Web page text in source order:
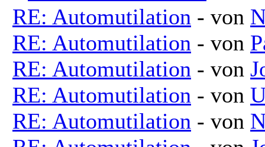
RE: Automutilation - von
RE: Automutilation - von
RE: Automutilation - von
RE: Automutilation - von
RE: Automutilation - von